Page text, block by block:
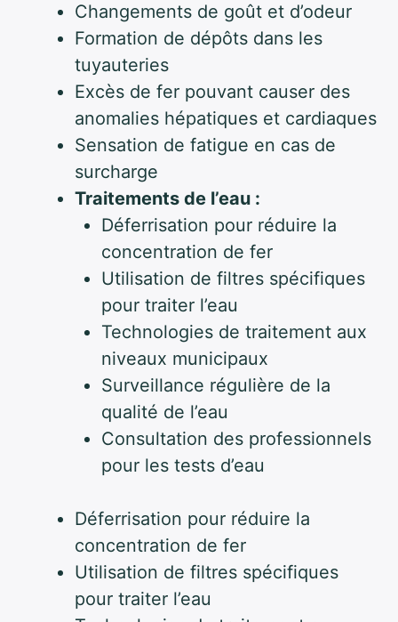
Changements de goût et d’odeur
Formation de dépôts dans les
tuyauteries
Excès de fer pouvant causer des
anomalies hépatiques et cardiaques
Sensation de fatigue en cas de
surcharge
Traitements de l’eau :
Déferrisation pour réduire la
concentration de fer
Utilisation de filtres spécifiques
pour traiter l’eau
Technologies de traitement aux
niveaux municipaux
Surveillance régulière de la
qualité de l’eau
Consultation des professionnels
pour les tests d’eau
Déferrisation pour réduire la
concentration de fer
Utilisation de filtres spécifiques
pour traiter l’eau